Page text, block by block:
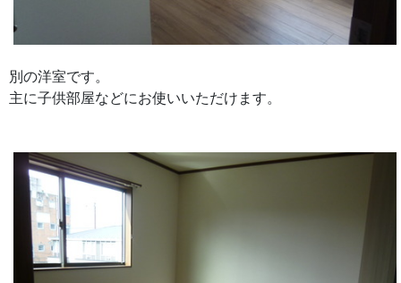
別の洋室です。
主に子供部屋などにお使いいただけます。